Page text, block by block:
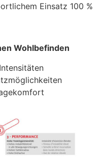
Einsatz 100 %
Wohlbefinden